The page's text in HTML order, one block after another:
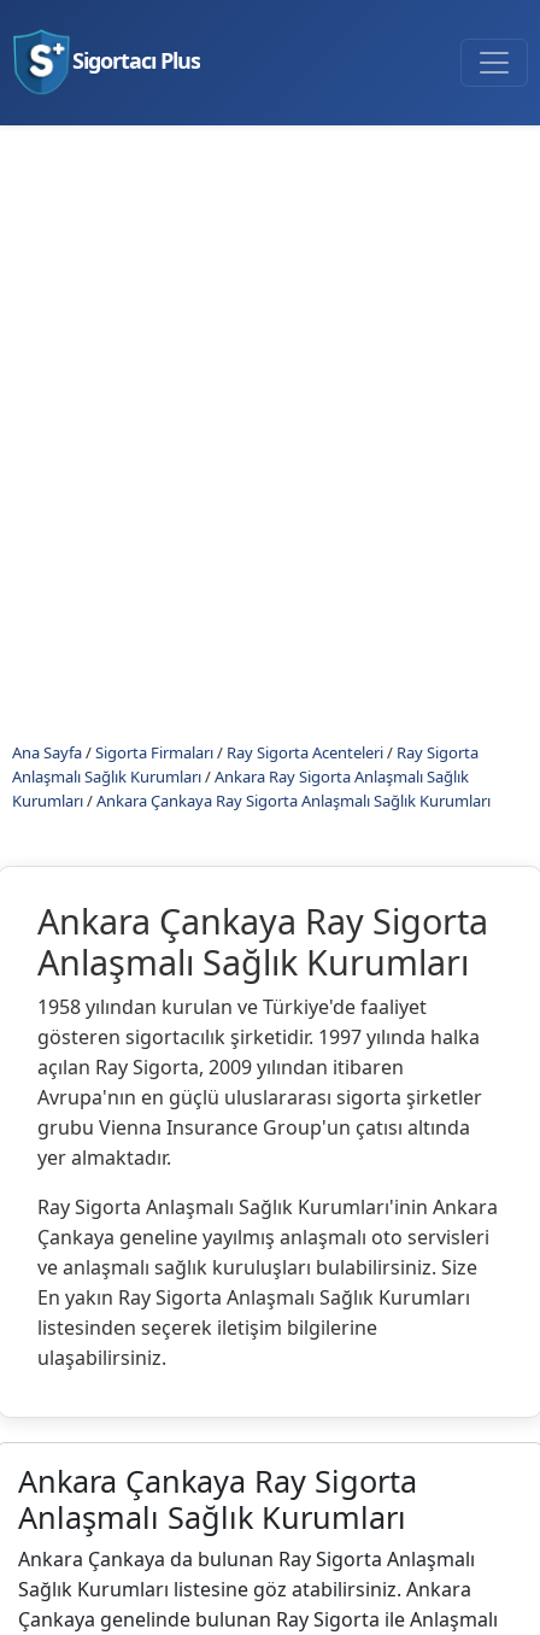
Sigortacı Plus
Ana Sayfa/Sigorta Firmaları/ Ray Sigorta Acenteleri/ Ray Sigorta
Anlaşmalı Sağlık Kurumları/Ankara Ray Sigorta Anlaşmalı Sağlık
Kurumları/Ankara Çankaya Ray Sigorta Anlaşmalı Sağlık Kurumları
Ankara Çankaya Ray Sigorta
Anlaşmalı Sağlık Kurumları
1958 yılından kurulan ve Türkiye'de faaliyet
gösteren sigortacılık şirketidir. 1997 yılında halka
açılan Ray Sigorta, 2009 yılından itibaren
Avrupa'nın en güçlü uluslararası sigorta şirketler
grubu Vienna Insurance Group'un çatısı altında
yer almaktadır.
Ray Sigorta Anlaşmalı Sağlık Kurumları'inin Ankara
Çankaya geneline yayılmış anlaşmalı oto servisleri
ve anlaşmalı sağlık kuruluşları bulabilirsiniz. Size
En yakın Ray Sigorta Anlaşmalı Sağlık Kurumları
listesinden seçerek iletişim bilgilerine
ulaşabilirsiniz.
Ankara Çankaya Ray Sigorta
Anlaşmalı Sağlık Kurumları
Ankara Çankaya da bulunan Ray Sigorta Anlaşmalı
Sağlık Kurumları listesine göz atabilirsiniz. Ankara
Çankaya genelinde bulunan Ray Sigorta ile Anlaşmalı